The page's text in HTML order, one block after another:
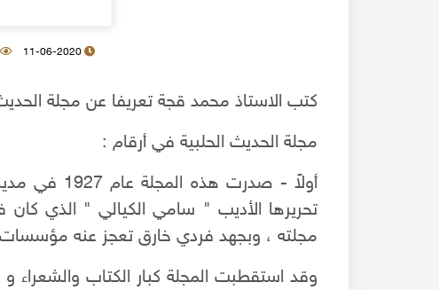
كتب الاستاذ محمد قجة تعريفا عن مجلة
مجلة الحديث الحلبية في أرقام :
أولاً -
تحريرها الأديب " سامي الكيالي " الذي
مجلته ، وبجهد فردي خارق تعجز عنه
وقد استقطبت المجلة كبار الكتاب والشعراء و